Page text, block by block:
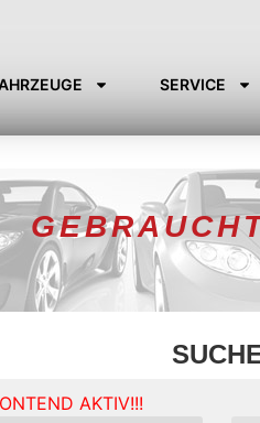
SERVICE
AKTIV!!!